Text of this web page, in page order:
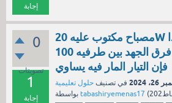
إجابة
0
تصويتات
1
إجابة
مصباح مكتوب عليه 20W فإذا
كان فرق الجهد بين طرفيه 100V
فإن التيار المار فيه يساوي
2024 في تصنيف حلول تعليمية
tabashiryemenas17 (